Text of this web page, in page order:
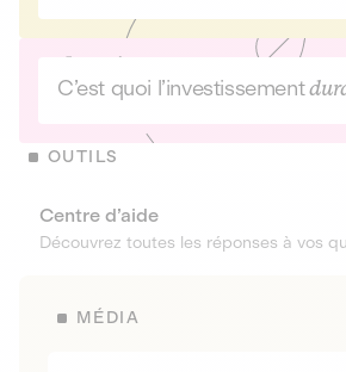
C’est quoi l’investissement
OUTILS
Centre d’aide
Découvrez toutes les réponses à vos
MÉDIA